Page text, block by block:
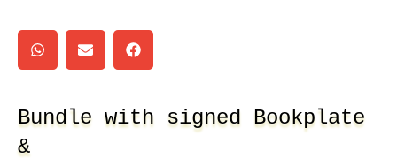
Bundle with signed Bookplate
&